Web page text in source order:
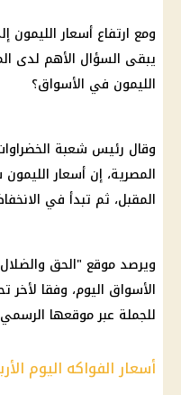
يبقى السؤال الأهم لدى
الليمون في الأسواق؟
وقال رئيس شعبة الخضراوات
المصرية، إن أسعار
المقبل، ثم تبدأ في
ويرصد موقع "الحق
الأسواق اليوم، وفقا لأخر
للجملة عبر موقعها
أسعار الفواكه اليوم الأربعاء 23